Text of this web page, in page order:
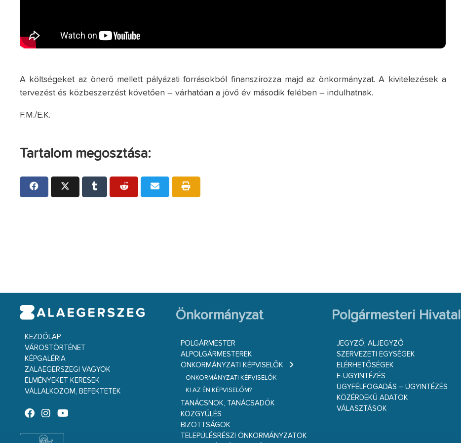
A költségeket az önerő mellett pályázati forrásokból finanszírozza majd az önkormányzat. A kivitelezések a
tervezést és közbeszerzést követően – várhatóan a jövő év második felében – indulhatnak.
F.M./E.K.
Tartalom megosztása:
KEZDŐLAP
VÁROSTÖRTÉNET
KÉPGALÉRIA
ZALAEGERSZEGI VAGYOK
ÉLMÉNYEKET KERESEK
VÁLLALKOZOM, BEFEKTETEK
Önkormányzat
POLGÁRMESTER
ALPOLGÁRMESTEREK
ÖNKORMÁNYZATI KÉPVISELŐK
ÖNKORMÁNYZATI KÉPVISELŐK
KI AZ ÉN KÉPVISELŐM?
TANÁCSNOK, TANÁCSADÓK
KÖZGYŰLÉS
BIZOTTSÁGOK
TELEPÜLÉSRÉSZI ÖNKORMÁNYZATOK
Polgármesteri Hivatal
JEGYZŐ, ALJEGYZŐ
SZERVEZETI EGYSÉGEK
ELÉRHETŐSÉGEK
E-ÜGYINTÉZÉS
ÜGYFÉLFOGADÁS – ÜGYINTÉZÉS
KÖZÉRDEKŰ ADATOK
VÁLASZTÁSOK